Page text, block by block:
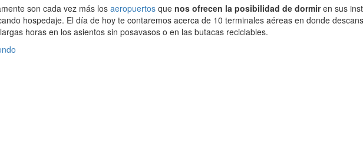
son cada vez más los aeropuertos que nos ofrecen la posibilidad de dormiren sus
hospedaje. El día de hoy te contaremos acerca de 10 terminales aéreas en donde
horas en los asientos sin posavasos o en las butacas reciclables.